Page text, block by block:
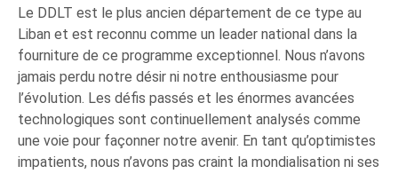
Le DDLT est le plus ancien département de ce type au
Liban et est reconnu comme un leader national dans la
fourniture de ce programme exceptionnel. Nous n’avons
jamais perdu notre désir ni notre enthousiasme pour
l’évolution. Les défis passés et les énormes avancées
technologiques sont continuellement analysés comme
une voie pour façonner notre avenir. En tant qu’optimistes
impatients, nous n’avons pas craint la mondialisation ni ses